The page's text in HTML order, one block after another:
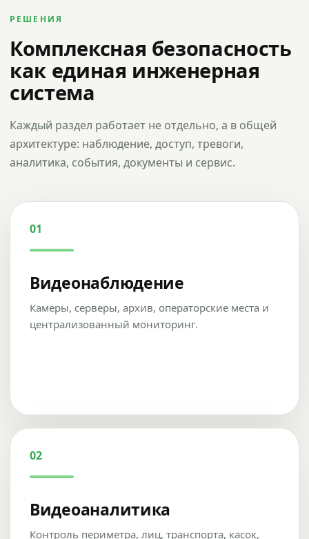
РЕШЕНИЯ
Комплексная безопасность
как единая инженерная
система
Каждый раздел работает не отдельно, а в общей
архитектуре: наблюдение, доступ, тревоги,
аналитика, события, документы и сервис.
01
Видеонаблюдение
Камеры, серверы, архив, операторские места и
централизованный мониторинг.
02
Видеоаналитика
Контроль периметра, лиц, транспорта, касок,